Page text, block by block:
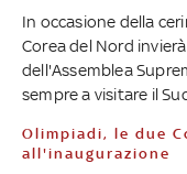
In occasione della
Corea del Nord
dell'Assemblea
sempre a visitare il
Olimpiadi, le due Coree sfileranno insieme
all'inaugurazione